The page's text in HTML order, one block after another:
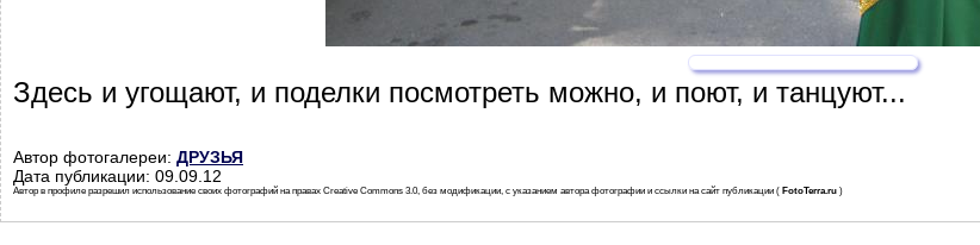
Здесь и угощают, и поделки посмотреть можно, и поют, и танцуют...
Автор фотогалереи: ДРУЗЬЯ
Дата публикации: 09.09.12
Автор в профиле разрешил использование своих фотографий на правах Creative Commons 3.0, без модификации, с указанием автора фотографии и ссылки на сайт публикации ( FotoTerra.ru )